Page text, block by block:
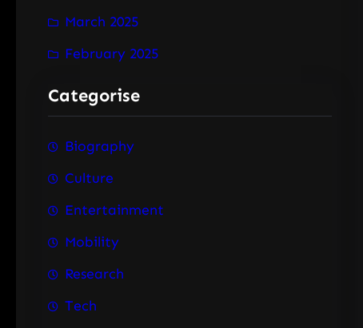
March 2025
February 2025
Categorise
Biography
Culture
Entertainment
Mobility
Research
Tech